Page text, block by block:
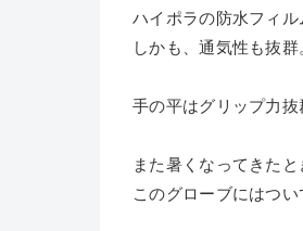
ハイポラの防水フィル
しかも、通気性も抜群。
手の平はグリップ力抜
また暑くなってきた
このグローブにはつい